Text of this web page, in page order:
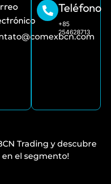
Teléfono
+85
254628713
Trading y descubre
el segmento!